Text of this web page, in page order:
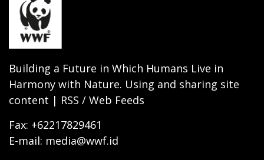
Building a Future in Which Humans Live in
Harmony with Nature. Using and sharing site
content | RSS / Web Feeds
Fax: +62217829461
E-mail: media@wwf.id